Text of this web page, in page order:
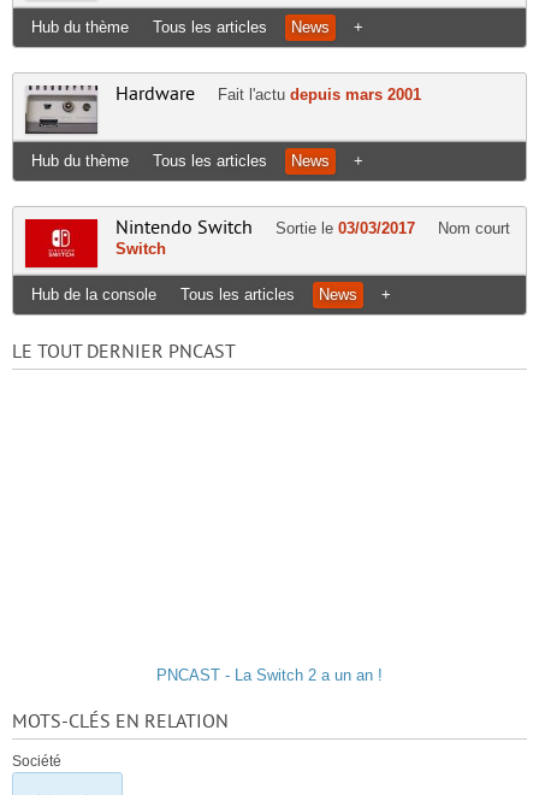
Hub du thème Tous les articles News +
Hardware Fait l'actu depuis mars 2001
Hub du thème Tous les articles News +
Nintendo Switch Sortie le 03/03/2017
Nom court
Switch
Hub de la console Tous les articles News +
LE TOUT DERNIER PNCAST
PNCAST - La Switch 2 a un an !
MOTS-CLÉS EN RELATION
Société